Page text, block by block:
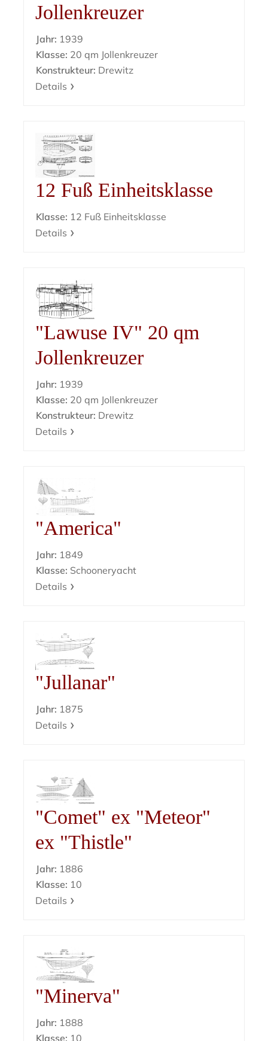
Jollenkreuzer
Jahr: 1939
Klasse: 20 qm Jollenkreuzer
Konstrukteur: Drewitz
Details
12 Fuß Einheitsklasse
Klasse: 12 Fuß Einheitsklasse
Details
"Lawuse IV" 20 qm
Jollenkreuzer
Jahr: 1939
Klasse: 20 qm Jollenkreuzer
Konstrukteur: Drewitz
Details
"America"
Jahr: 1849
Klasse: Schooneryacht
Details
"Jullanar"
Jahr: 1875
Details
"Comet" ex "Meteor"
ex "Thistle"
Jahr: 1886
Klasse: 10
Details
"Minerva"
Jahr: 1888
Klasse: 10